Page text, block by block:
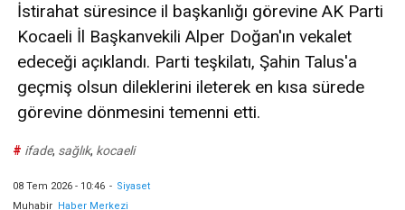
İstirahat süresince il başkanlığı görevine AK Parti
Kocaeli İl Başkanvekili Alper Doğan'ın vekalet
edeceği açıklandı. Parti teşkilatı, Şahin Talus'a
geçmiş olsun dileklerini ileterek en kısa sürede
görevine dönmesini temenni etti.
# ifade, sağlık, kocaeli
08 Tem 2026 - 10:46 - Siyaset
Muhabir
Haber Merkezi